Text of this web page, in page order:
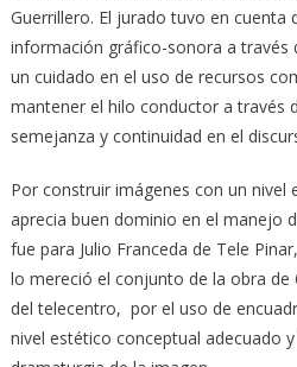
Guerrillero. El jurado tuvo en cuenta
información gráfico-sonora a través
un cuidado en el uso de recursos
mantener el hilo conductor a través
semejanza y continuidad en el
Por construir imágenes con un
aprecia buen dominio en el manejo
fue para Julio Franceda de Tele
lo mereció el conjunto de la obra
del telecentro, por el uso de
nivel estético conceptual adecuado